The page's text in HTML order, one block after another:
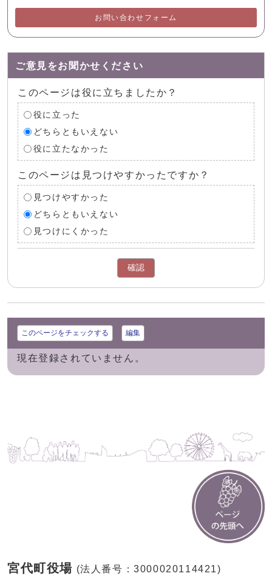
お問い合わせフォーム
ご意見をお聞かせください
このページは役に立ちましたか？
役に立った
どちらともいえない
役に立たなかった
このページは見つけやすかったですか？
見つけやすかった
どちらともいえない
見つけにくかった
確認
このページをチェックする 編集
現在登録されていません。
宮代町役場 (法人番号：3000020114421)